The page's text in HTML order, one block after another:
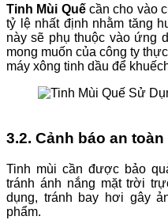
Tinh Mùi Quếcần cho vào
tỷ lệ nhất định nhằm tăng
này sẽ phụ thuộc vào ứng
mong muốn của công ty
máy xông tinh dầu để
3.2. Cảnh báo an toàn
Tinh mùi cần được bảo
tránh ánh nắng mặt trời
dụng, tránh bay hơi gây
phẩm.